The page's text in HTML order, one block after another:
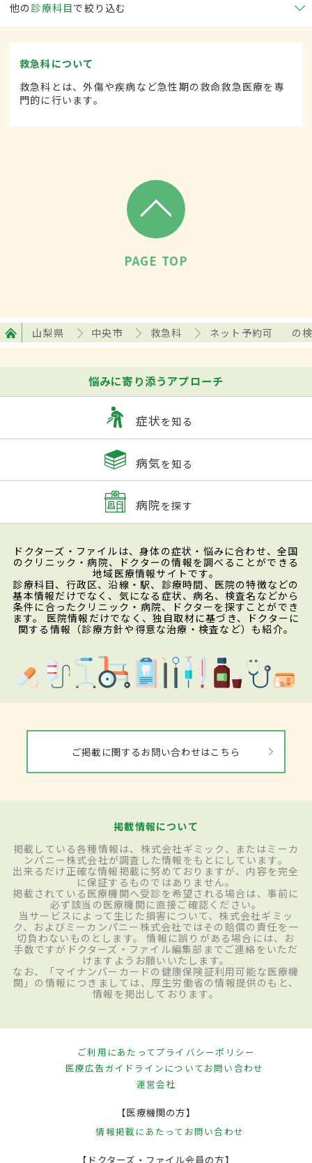
他の 診療科目で絞り込む
救急科について
救急科とは、外傷や疾病など急性期の救命救急医療を専
門的に行います。
PAGE TOP
山梨県 中央市 救急科 ネット予約可 の
悩みに寄り添うアプローチ
症状を知る
病気を知る
病院を探す
ドクターズ・ファイルは、身体の症状・悩みに合わせ、全国
のクリニック・病院、ドクターの情報を調べることができる
地域医療情報サイトです。
診療科目、行政区、沿線・駅、診療時間、医院の特徴などの
基本情報だけでなく、気になる症状、病名、検査名などから
条件に合ったクリニック・病院、ドクターを探すことができ
ます。 医院情報だけでなく、独自取材に基づき、ドクターに
関する情報（診療方針や得意な治療・検査など）も紹介。
ご掲載に関するお問い合わせはこちら
掲載情報について
掲載している各種情報は、株式会社ギミック、またはミーカ
ンパニー株式会社が調査した情報をもとにしています。
出来るだけ正確な情報掲載に努めておりますが、内容を完全
に保証するものではありません。
掲載されている医療機関へ受診を希望される場合は、事前に
必ず該当の医療機関に直接ご確認ください。
当サービスによって生じた損害について、株式会社ギミッ
ク、およびミーカンパニー株式会社ではその賠償の責任を一
切負わないものとします。 情報に誤りがある場合には、お
手数ですがドクターズ・ファイル編集部までご連絡をいただ
けますようお願いいたします。
なお、「マイナンバーカードの健康保険証利用可能な医療機
関」の情報につきましては、厚生労働省の情報提供のもと、
情報を掲出しております。
ご利用にあたってプライバシーポリシー
医療広告ガイドラインについてお問い合わせ
運営会社
【医療機関の方】
情報掲載にあたって お問い合わせ
【ドクターズ・ファイル会員の方】